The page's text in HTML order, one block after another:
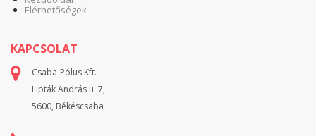
Elérhetőségek
KAPCSOLAT
Csaba-Pólus Kft.
Lipták András u. 7,
5600, Békéscsaba